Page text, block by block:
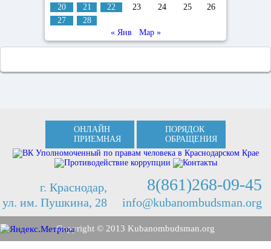
20
21 22 23 24 25
26
27
28
« Янв
Мар »
ОНЛАЙН
ПРИЕМНАЯ
ПОРЯДОК
ОБРАЩЕНИЯ
г. Краснодар,
ул. им. Пушкина, 28
8(861)268-09-45
info@kubanombudsman.org
Copyright © 2013 Kubanombudsman.org